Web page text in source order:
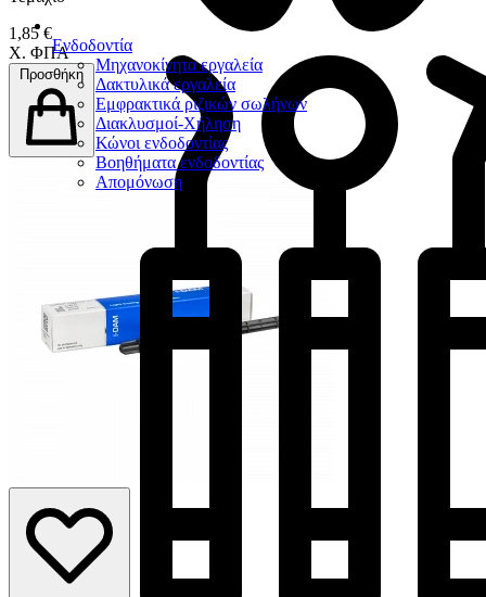
Ενδοδοντία
Μηχανοκίνητα εργαλεία
Δακτυλικά εργαλεία
Εμφρακτικά ριζικών σωλήνων
Διακλυσμοί-Χήληση
Κώνοι ενδοδοντίας
Βοηθήματα ενδοδοντίας
Απομόνωση
1,85 €
Χ. ΦΠΑ
Προσθήκη